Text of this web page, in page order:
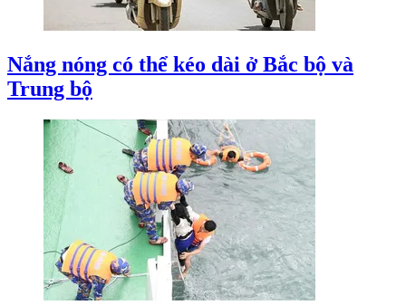
Nắng nóng có thể kéo dài ở Bắc bộ và
Trung bộ